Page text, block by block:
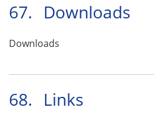
67. Downloads
Downloads
68. Links